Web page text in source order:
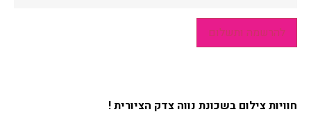
להרשמה ותשלום
חוויות צילום בשכונת נווה צדק הציורית !